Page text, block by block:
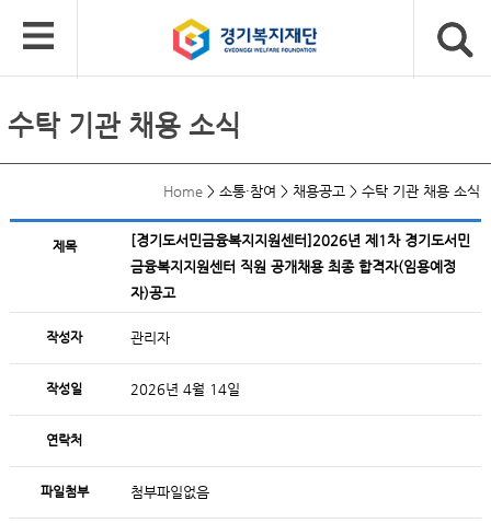
수탁 기관 채용 소식
Home > 소통·참여 > 채용공고 > 수탁 기관 채용 소식
제목
[경기도서민금융복지지원센터]2026년 제1차 경기도서민
금융복지지원센터 직원 공개채용 최종 합격자(임용예정
자)공고
작성자 관리자
작성일 2026년 4월 14일
연락처
파일첨부 첨부파일없음